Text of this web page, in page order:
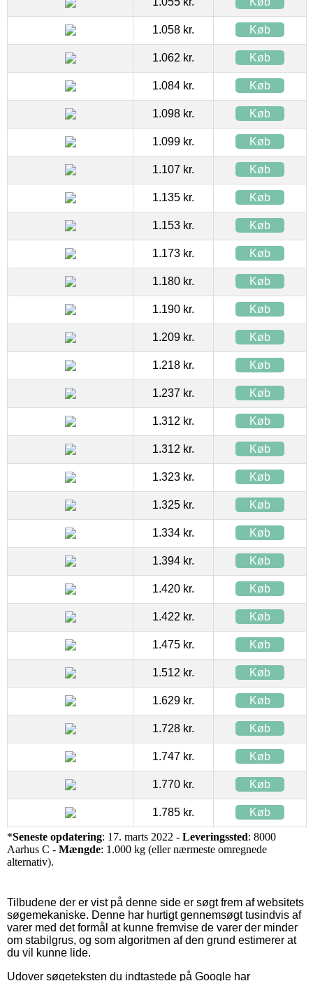
1.058 kr. Køb
1.062 kr. Køb
1.084 kr. Køb
1.098 kr. Køb
1.099 kr. Køb
1.107 kr. Køb
1.135 kr. Køb
1.153 kr. Køb
1.173 kr. Køb
1.180 kr. Køb
1.190 kr. Køb
1.209 kr. Køb
1.218 kr. Køb
1.237 kr. Køb
1.312 kr. Køb
1.312 kr. Køb
1.323 kr. Køb
1.325 kr. Køb
1.334 kr. Køb
1.394 kr. Køb
1.420 kr. Køb
1.422 kr. Køb
1.475 kr. Køb
1.512 kr. Køb
1.629 kr. Køb
1.728 kr. Køb
1.747 kr. Køb
1.770 kr. Køb
1.785 kr. Køb
*Seneste opdatering: 17. marts 2022 - Leveringssted: 8000
Aarhus C - Mængde: 1.000 kg (eller nærmeste omregnede
alternativ).
Tilbudene der er vist på denne side er søgt frem af websitets
søgemekaniske. Denne har hurtigt gennemsøgt tusindvis af
varer med det formål at kunne fremvise de varer der minder
om stabilgrus, og som algoritmen af den grund estimerer at
du vil kunne lide.
Udover søgeteksten du indtastede på Google har